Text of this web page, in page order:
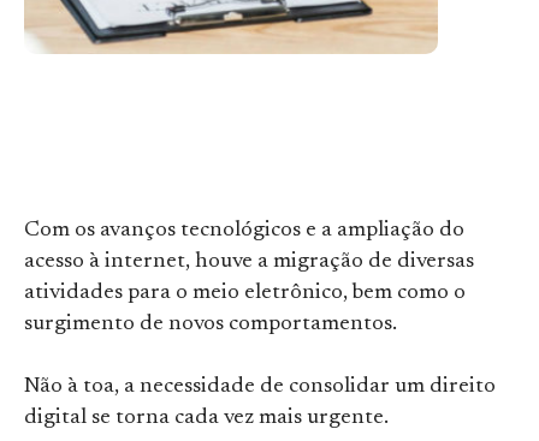
Com os avanços tecnológicos e a ampliação do
acesso à internet, houve a migração de diversas
atividades para o meio eletrônico, bem como o
surgimento de novos comportamentos.
Não à toa, a necessidade de consolidar um direito
digital se torna cada vez mais urgente.